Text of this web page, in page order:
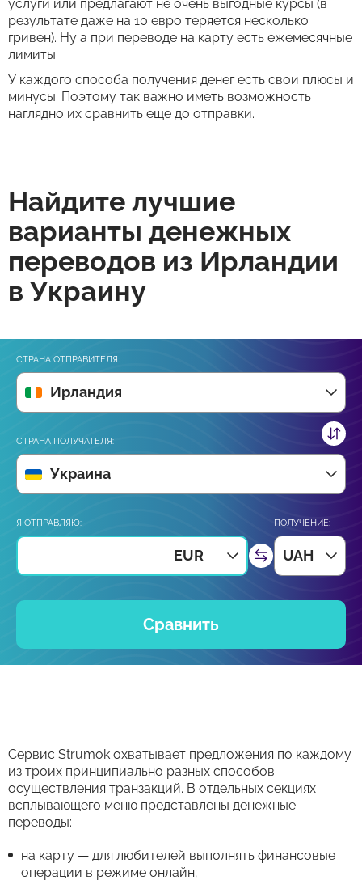
услуги или предлагают не очень выгодные курсы (в
результате даже на 10 евро теряется несколько
гривен). Ну а при переводе на карту есть ежемесячные
лимиты.
У каждого способа получения денег есть свои плюсы и
минусы. Поэтому так важно иметь возможность
наглядно их сравнить еще до отправки.
Найдите лучшие
варианты денежных
переводов из Ирландии
в Украину
СТРАНА ОТПРАВИТЕЛЯ:
Ирландия
СТРАНА ПОЛУЧАТЕЛЯ:
Украина
Я ОТПРАВЛЯЮ:
EUR
ПОЛУЧЕНИЕ:
UAH
Сравнить
Сервис Strumok охватывает предложения по каждому
из троих принципиально разных способов
осуществления транзакций. В отдельных секциях
всплывающего меню представлены денежные
переводы:
на карту — для любителей выполнять финансовые
операции в режиме онлайн;